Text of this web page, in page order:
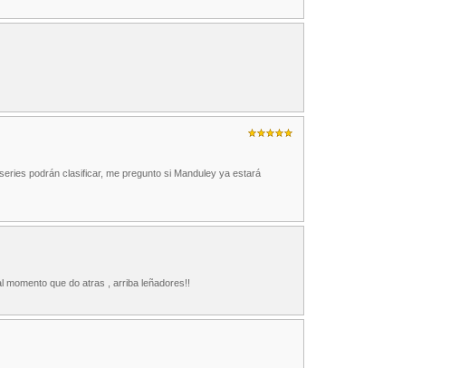
podrán clasificar, me pregunto si Manduley ya estará
momento que do atras , arriba leñadores!!